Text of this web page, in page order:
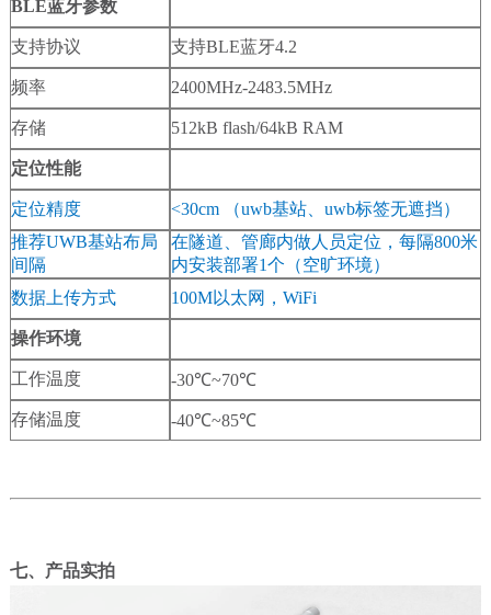
BLE蓝牙参数
支持协议 支持BLE蓝牙4.2
频率 2400MHz-2483.5MHz
存储 512kB flash/64kB RAM
定位性能
定位精度
<30cm （uwb基站、uwb标签无遮挡）
推荐UWB基站布局
间隔
在隧道、管廊内做人员定位，每隔800米
内安装部署1个（空旷环境）
数据上传方式
100M以太网，WiFi
操作环境
工作温度 -30℃~70℃
存储温度 -40℃~85℃
七、产品实拍